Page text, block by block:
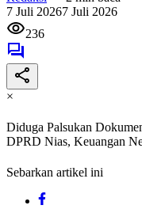
7 Juli 20267 Juli 2026
236
×
Diduga Palsukan
DPRD Nias, Keuangan
Sebarkan artikel ini